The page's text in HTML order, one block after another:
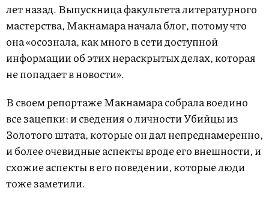
лет назад. Выпускница факультета литературного
мастерства, Макнамара начала блог, потому что
она «осознала, как много в сети доступной
информации об этих нераскрытых делах, которая
не попадает в новости».
В своем репортаже Макнамара собрала воедино
все зацепки: и сведения о личности Убийцы из
Золотого штата, которые он дал непреднамеренно,
и более очевидные аспекты вроде его внешности, и
схожие аспекты в его поведении, которые люди
тоже заметили.